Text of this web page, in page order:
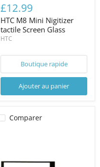
£12.99
HTC M8 Mini Nigitizer
tactile Screen Glass
HTC
Boutique rapide
Ajouter au panier
Comparer